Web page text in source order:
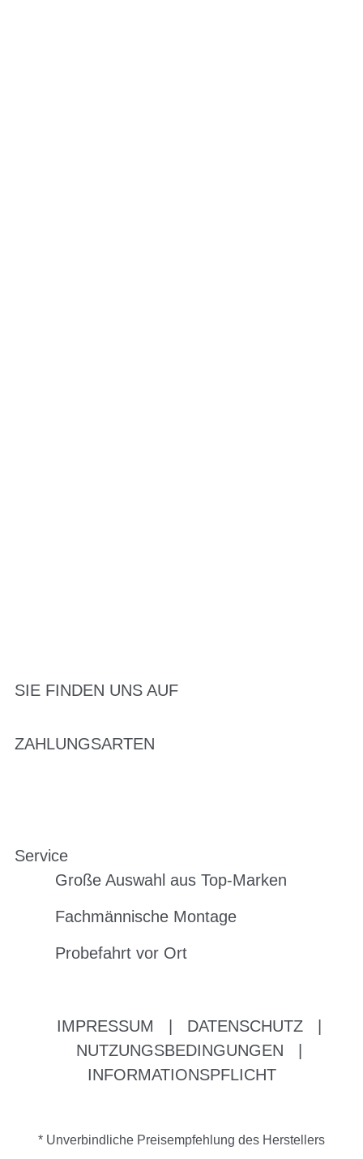
SIE FINDEN UNS AUF
ZAHLUNGSARTEN
Service
Große Auswahl aus Top-Marken
Fachmännische Montage
Probefahrt vor Ort
IMPRESSUM DATENSCHUTZ
NUTZUNGSBEDINGUNGEN
INFORMATIONSPFLICHT
* Unverbindliche Preisempfehlung des Herstellers